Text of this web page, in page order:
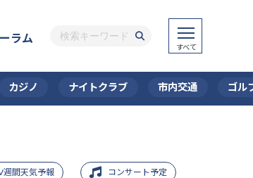
ラム
カジノ ナイトクラブ 市内交通 ゴル
週間天気予報 コンサート予定